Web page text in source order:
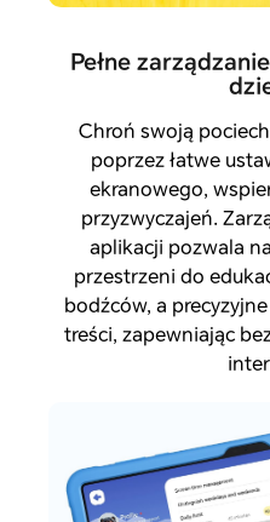
Pełne
Chroń swoją
poprzez łatwe
ekranowego,
przyzwyczajeń.
aplikacji pozwala
przestrzeni do
bodźców, a
treści, zapewniając